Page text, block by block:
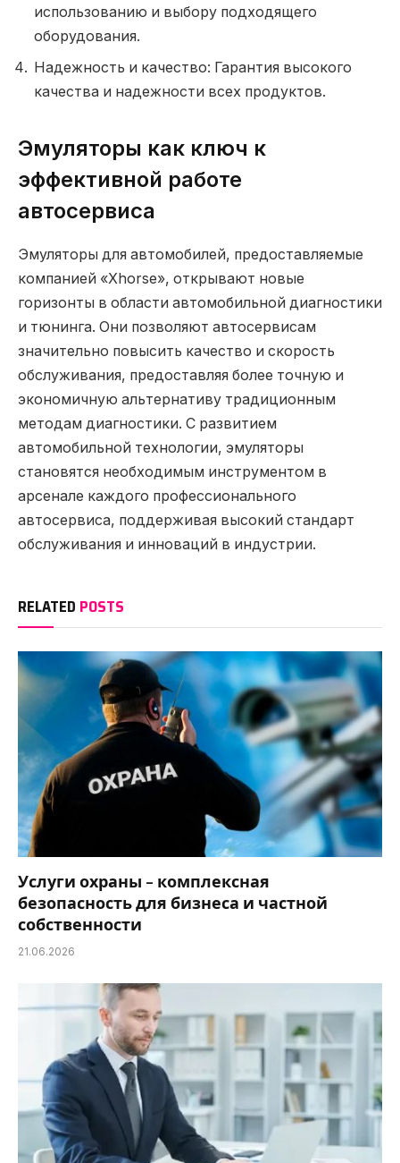
использованию и выбору подходящего
оборудования.
Надежность и качество: Гарантия высокого
качества и надежности всех продуктов.
Эмуляторы как ключ к
эффективной работе
автосервиса
Эмуляторы для автомобилей, предоставляемые
компанией «Xhorse», открывают новые
горизонты в области автомобильной диагностики
и тюнинга. Они позволяют автосервисам
значительно повысить качество и скорость
обслуживания, предоставляя более точную и
экономичную альтернативу традиционным
методам диагностики. С развитием
автомобильной технологии, эмуляторы
становятся необходимым инструментом в
арсенале каждого профессионального
автосервиса, поддерживая высокий стандарт
обслуживания и инноваций в индустрии.
RELATED POSTS
Услуги охраны – комплексная
безопасность для бизнеса и частной
собственности
21.06.2026